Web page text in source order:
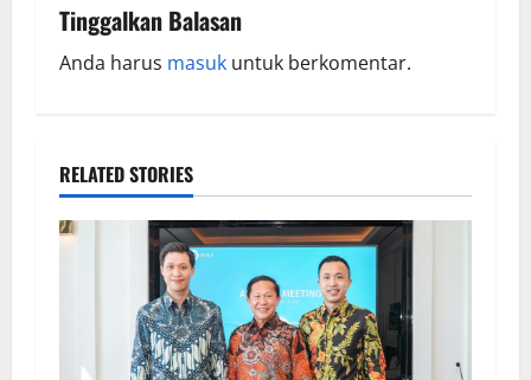
Tinggalkan Balasan
Anda harus masuk untuk berkomentar.
RELATED STORIES